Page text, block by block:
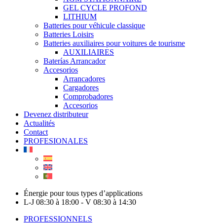
GEL CYCLE PROFOND
LITHIUM
Batteries pour véhicule classique
Batteries Loisirs
Batteries auxiliaires pour voitures de tourisme
AUXILIAIRES
Baterías Arrancador
Accesorios
Arrancadores
Cargadores
Comprobadores
Accesorios
Devenez distributeur
Actualités
Contact
PROFESIONALES
Énergie pour tous types d’applications
L-J 08:30 à 18:00 - V 08:30 à 14:30
PROFESSIONNELS